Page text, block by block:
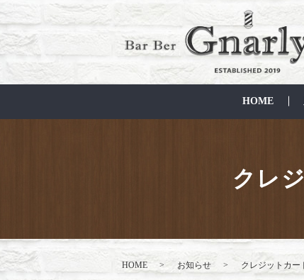
HOME
クレ
HOME お知らせ クレジットカー